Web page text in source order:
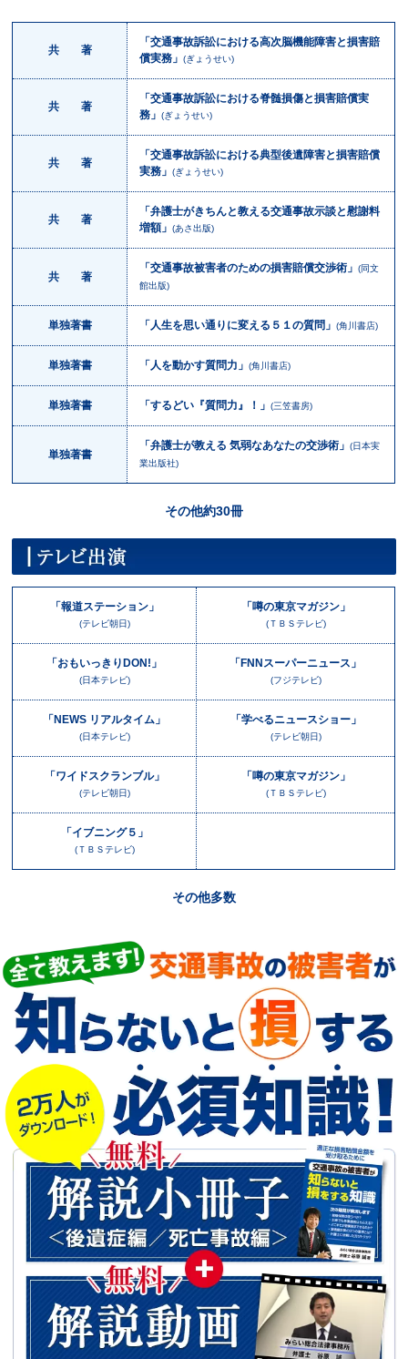
共 著
「交通事故訴訟における高次脳機能障害と損害賠
償実務」(ぎょうせい)
共 著
「交通事故訴訟における脊髄損傷と損害賠償実
務」(ぎょうせい)
共 著
「交通事故訴訟における典型後遺障害と損害賠償
実務」(ぎょうせい)
共 著
「弁護士がきちんと教える交通事故示談と慰謝料
増額」(あさ出版)
共 著
「交通事故被害者のための損害賠償交渉術」(同文
館出版)
単独著書 「人生を思い通りに変える５１の質問」(角川書店)
単独著書 「人を動かす質問力」(角川書店)
単独著書 「するどい『質問力』！」(三笠書房)
単独著書
「弁護士が教える 気弱なあなたの交渉術」(日本実
業出版社)
その他約30冊
「報道ステーション」
(テレビ朝日)
「噂の東京マガジン」
(ＴＢＳテレビ)
「おもいっきりDON!」
(日本テレビ)
「FNNスーパーニュース」
(フジテレビ)
「NEWS リアルタイム」
(日本テレビ)
「学べるニュースショー」
(テレビ朝日)
「ワイドスクランブル」
(テレビ朝日)
「噂の東京マガジン」
(ＴＢＳテレビ)
「イブニング５」
(ＴＢＳテレビ)
その他多数